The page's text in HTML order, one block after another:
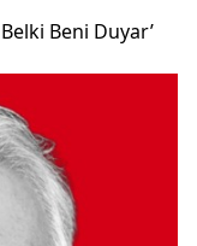
Belki Beni Duyar’